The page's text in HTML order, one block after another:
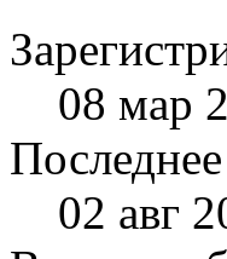
08 мар
02 авг